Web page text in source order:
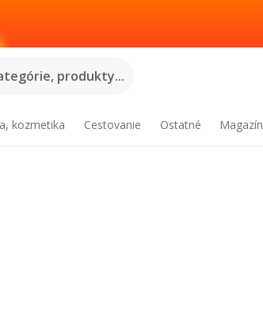
produkty...
kozmetika Cestovanie Ostatné Magazín